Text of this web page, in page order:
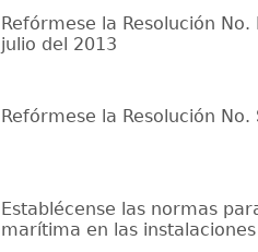
Refórmese la Resolución No.
julio del 2013
Refórmese la Resolución
Establécense las normas
marítima en las